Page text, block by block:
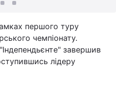
першого туру
чемпіонату.
завершив
лідеру